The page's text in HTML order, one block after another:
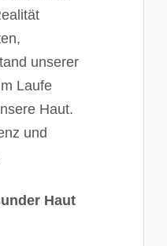
unserer
Laufe
Haut.
und
Haut